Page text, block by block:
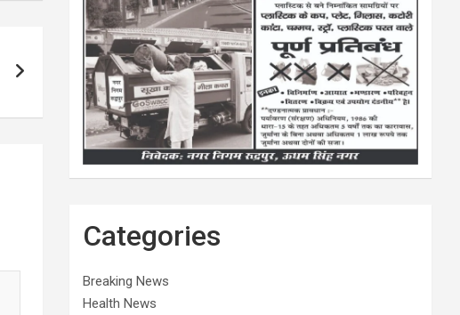
Categories
Breaking News
Health News